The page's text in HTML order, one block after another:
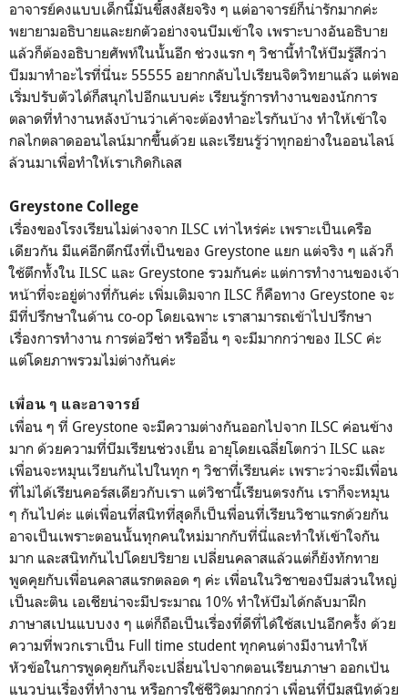
อาจารย์คงแบบเด็กนี้มันขี้สงสัยจริง ๆ แต่อาจารย์ก็น่ารักมากค่ะ
พยายามอธิบายและยกตัวอย่างจนบีมเข้าใจ เพราะบางอันอธิบาย
แล้วก็ต้องอธิบายศัพท์ในนั้นอีก ช่วงแรก ๆ วิชานี้ทำให้บีมรู้สึกว่า
บีมมาทำอะไรที่นี่นะ 55555 อยากกลับไปเรียนจิตวิทยาแล้ว แต่พอ
เริ่มปรับตัวได้ก็สนุกไปอีกแบบค่ะ เรียนรู้การทำงานของนักการ
ตลาดที่ทำงานหลังบ้านว่าเค้าจะต้องทำอะไรกันบ้าง ทำให้เข้าใจ
กลไกตลาดออนไลน์มากขึ้นด้วย และเรียนรู้ว่าทุกอย่างในออนไลน์
ล้วนมาเพื่อทำให้เราเกิดกิเลส
Greystone College
เรื่องของโรงเรียนไม่ต่างจาก ILSC เท่าไหร่ค่ะ เพราะเป็นเครือ
เดียวกัน มีแค่อีกตึกนึงที่เป็นของ Greystone แยก แต่จริง ๆ แล้วก็
ใช้ตึกทั้งใน ILSC และ Greystone รวมกันค่ะ แต่การทำงานของเจ้า
หน้าที่จะอยู่ต่างที่กันค่ะ เพิ่มเติมจาก ILSC ก็คือทาง Greystone จะ
มีที่ปรึกษาในด้าน co-op โดยเฉพาะ เราสามารถเข้าไปปรึกษา
เรื่องการทำงาน การต่อวีซ่า หรืออื่น ๆ จะมีมากกว่าของ ILSC ค่ะ
แต่โดยภาพรวมไม่ต่างกันค่ะ
เพื่อน ๆ และอาจารย์
เพื่อน ๆ ที่ Greystone จะมีความต่างกันออกไปจาก ILSC ค่อนข้าง
มาก ด้วยความที่บีมเรียนช่วงเย็น อายุโดยเฉลี่ยโตกว่า ILSC และ
เพื่อนจะหมุนเวียนกันไปในทุก ๆ วิชาที่เรียนค่ะ เพราะว่าจะมีเพื่อน
ที่ไม่ได้เรียนคอร์สเดียวกับเรา แต่วิชานี้เรียนตรงกัน เราก็จะหมุน
ๆ กันไปค่ะ แต่เพื่อนที่สนิทที่สุดก็เป็นพื่อนที่เรียนวิชาแรกด้วยกัน
อาจเป็นเพราะตอนนั้นทุกคนใหม่มากกับที่นี่และทำให้เข้าใจกัน
มาก และสนิทกันไปโดยปริยาย เปลี่ยนคลาสแล้วแต่ก็ยังทักทาย
พูดคุยกับเพื่อนคลาสแรกตลอด ๆ ค่ะ เพื่อนในวิชาของบีมส่วนใหญ่
เป็นละติน เอเชียน่าจะมีประมาณ 10% ทำให้บีมได้กลับมาฝึก
ภาษาสเปนแบบงง ๆ แต่ก็ถือเป็นเรื่องที่ดีที่ได้ใช้สเปนอีกครั้ง ด้วย
ความที่พวกเราเป็น Full time student ทุกคนต่างมีงานทำให้
หัวข้อในการพูดคุยกันก็จะเปลี่ยนไปจากตอนเรียนภาษา ออกเป้น
แนวบ่นเรื่องที่ทำงาน หรือการใช้ชีวิตมากกว่า เพื่อนที่บีมสนิทด้วย